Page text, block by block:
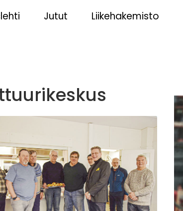
Jutut Liikehakemisto